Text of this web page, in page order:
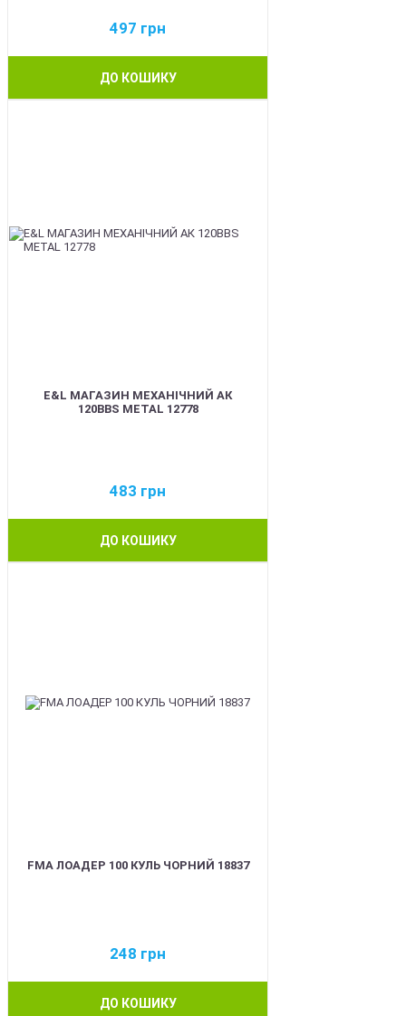
497 грн
ДО КОШИКУ
E&L МАГАЗИН МЕХАНІЧНИЙ АК
120BBS METAL 12778
483 грн
ДО КОШИКУ
FMA ЛОАДЕР 100 КУЛЬ ЧОРНИЙ 18837
248 грн
ДО КОШИКУ